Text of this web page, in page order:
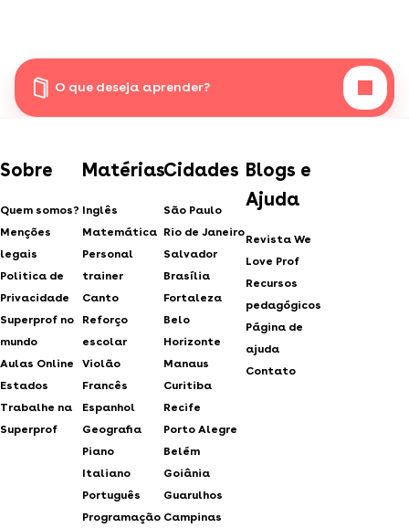
O que deseja aprender?
Sobre
Quem somos?
Menções
legais
Politica de
Privacidade
Superprof no
mundo
Aulas Online
Estados
Trabalhe na
Superprof
Matérias
Inglês
Matemática
Personal
trainer
Canto
Reforço
escolar
Violão
Francês
Espanhol
Geografia
Piano
Italiano
Português
Programação
Cidades
São Paulo
Rio de Janeiro
Salvador
Brasília
Fortaleza
Belo
Horizonte
Manaus
Curitiba
Recife
Porto Alegre
Belém
Goiânia
Guarulhos
Campinas
Blogs e
Ajuda
Revista We
Love Prof
Recursos
pedagógicos
Página de
ajuda
Contato